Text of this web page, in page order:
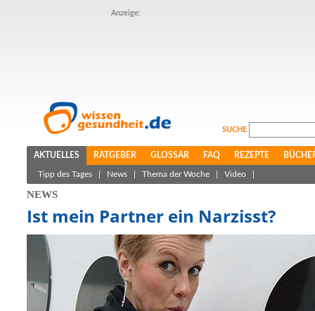
Anzeige:
SUCHE
AKTUELLES RATGEBER GLOSSAR FAQ REZEPTE
Tipp des Tages News Thema der Woche Video
NEWS
Ist mein Partner ein Narzisst?